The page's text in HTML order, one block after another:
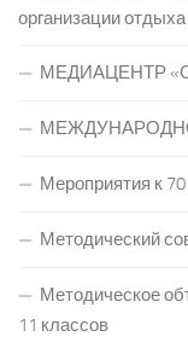
организации
МЕДИАЦЕНТР
Мероприятия к
Методический
Методическое
11 классов